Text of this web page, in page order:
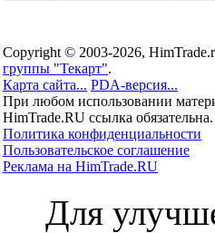
Copyright © 2003-2026,
группы "Текарт".
Карта сайта... PDA-версия...
При любом использовании
HimTrade.RU ссылка обязательна.
Политика конфиденциальности
Пользовательское соглашение
Реклама на HimTrade.RU
Для